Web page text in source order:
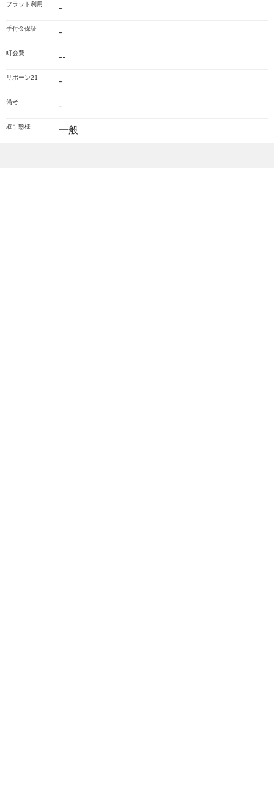
フラット利用 -
手付金保証 -
町会費 --
リボーン21 -
備考 -
取引態様 一般